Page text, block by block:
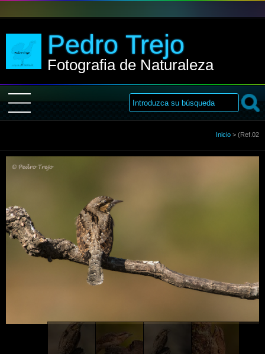
Pedro Trejo
Fotografia de Naturaleza
Sobre Mi
Libro de visitas
Inicio > (Ref.02